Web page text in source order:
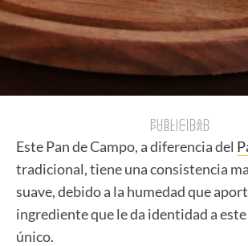
PUBLICIDAD
PUBLICIDAD
Este Pan de Campo, a diferencia del
tradicional, tiene una consistencia
suave, debido a la humedad que
ingrediente que le da identidad a
único.